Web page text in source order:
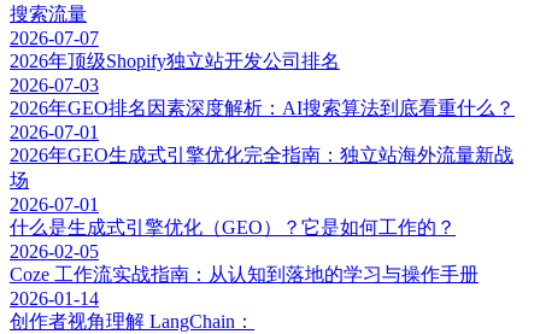
搜索流量
2026-07-07
2026年顶级Shopify独立站开发公司排名
2026-07-03
2026年GEO排名因素深度解析：AI搜索算法到底看重什么？
2026-07-01
2026年GEO生成式引擎优化完全指南：独立站海外流量新战
场
2026-07-01
什么是生成式引擎优化（GEO）？它是如何工作的？
2026-02-05
Coze 工作流实战指南：从认知到落地的学习与操作手册
2026-01-14
创作者视角理解 LangChain：